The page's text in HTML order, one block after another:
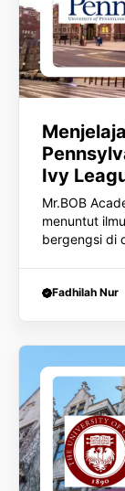
Ivy
Mr.BOB
menuntut
bergengsi di
Fadhilah Nur